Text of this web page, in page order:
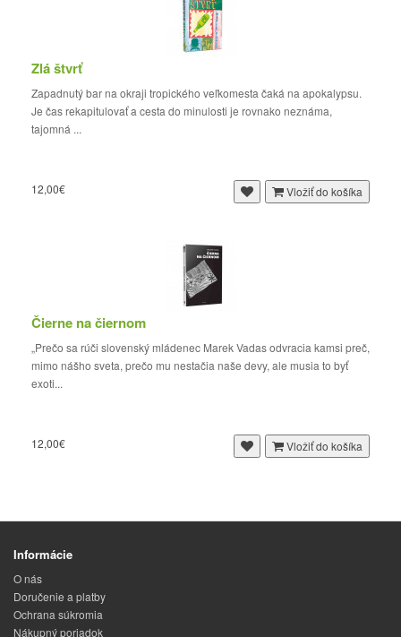
Zlá štvrť
Zapadnutý bar na okraji tropického veľkomesta čaká na apokalypsu.
Je čas rekapitulovať a cesta do minulosti je rovnako neznáma,
tajomná ...
12,00€ Vložiť do košíka
Čierne na čiernom
„Prečo sa rúči slovenský mládenec Marek Vadas odvracia kamsi preč,
mimo nášho sveta, prečo mu nestačia naše devy, ale musia to byť
exoti...
12,00€ Vložiť do košíka
Informácie
O nás
Doručenie a platby
Ochrana súkromia
Nákupný poriadok